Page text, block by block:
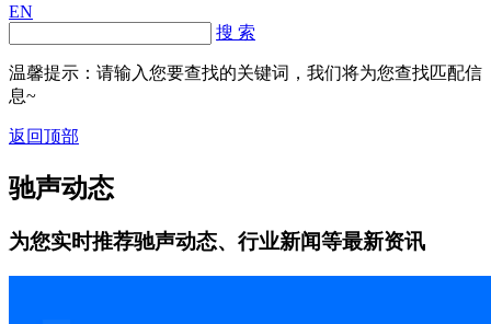
EN
搜 索
温馨提示：请输入您要查找的关键词，我们将为您查找匹配信
息~
返回顶部
驰声动态
为您实时推荐驰声动态、行业新闻等最新资讯